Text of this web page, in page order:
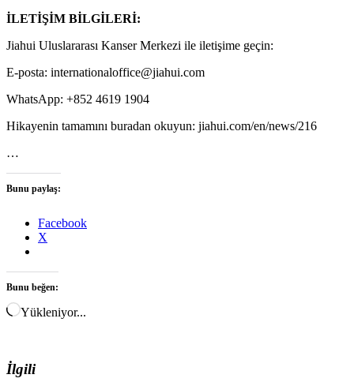
İLETİŞİM BİLGİLERİ:
Jiahui Uluslararası Kanser Merkezi ile iletişime geçin:
E-posta: internationaloffice@jiahui.com
WhatsApp: +852 4619 1904
Hikayenin tamamını buradan okuyun: jiahui.com/en/news/216
…
Bunu paylaş:
Facebook
X
Bunu beğen:
Yükleniyor...
İlgili